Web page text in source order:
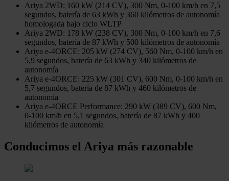
Ariya 2WD: 160 kW (214 CV), 300 Nm, 0-100 km/h en 7,5
segundos, batería de 63 kWh y 360 kilómetros de autonomía
homologada bajo ciclo WLTP
Ariya 2WD: 178 kW (238 CV), 300 Nm, 0-100 km/h en 7,6
segundos, batería de 87 kWh y 500 kilómetros de autonomía
Ariya e-4ORCE: 205 kW (274 CV), 560 Nm, 0-100 km/h en
5,9 segundos, batería de 63 kWh y 340 kilómetros de
autonomía
Ariya e-4ORCE: 225 kW (301 CV), 600 Nm, 0-100 km/h en
5,7 segundos, batería de 87 kWh y 460 kilómetros de
autonomía
Ariya e-4ORCE Performance: 290 kW (389 CV), 600 Nm,
0-100 km/h en 5,1 segundos, batería de 87 kWh y 400
kilómetros de autonomía
Conducimos el Ariya más razonable